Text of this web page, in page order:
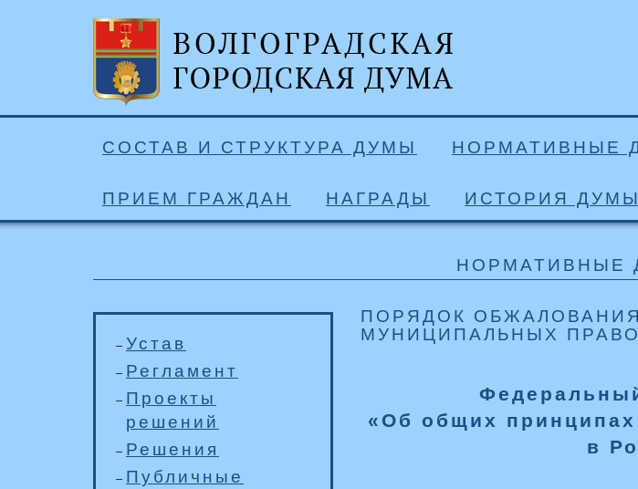
СОСТАВ И СТРУКТУРА ДУМЫ НОРМАТИВНЫЕ
ПРИЕМ ГРАЖДАН НАГРАДЫ ИСТОРИЯ ДУМЫ
НОРМАТИВНЫЕ
Устав
Регламент
Проекты
решений
Решения
Публичные
ПОРЯДОК
МУНИЦИПАЛЬНЫХ
«Об общих принципах
в